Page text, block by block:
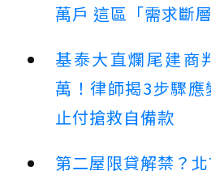
萬戶 這區「需求斷
基泰大直爛尾建商
萬！律師揭3步驟
止付搶救自備款
第二屋限貸解禁？